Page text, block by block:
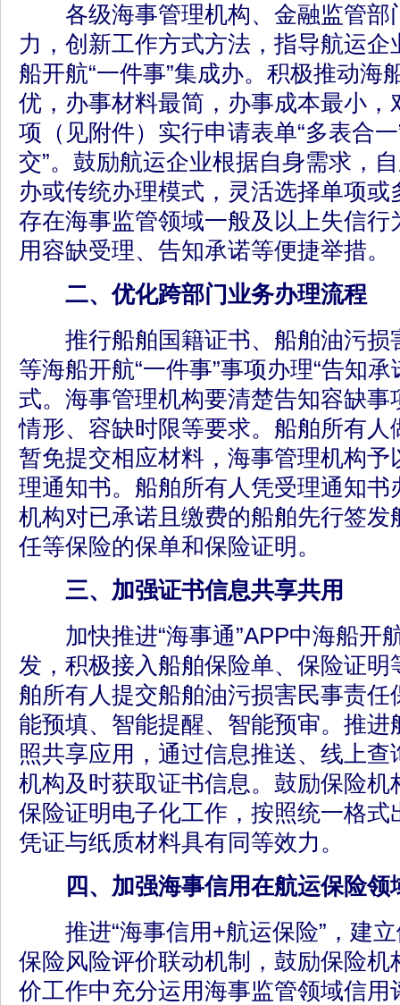
各级海事管理机构、金融监管部
力，创新工作方式方法，指导航运
船开航“一件事”集成办。积极推动海
优，办事材料最简，办事成本最小，
项（见附件）实行申请表单“多表合
交”。鼓励航运企业根据自身需求，
办或传统办理模式，灵活选择单项
存在海事监管领域一般及以上失信行
用容缺受理、告知承诺等便捷举措。
二、优化跨部门业务办理流程
推行船舶国籍证书、船舶油污损
等海船开航“一件事”事项办理“告知
式。海事管理机构要清楚告知容缺事
情形、容缺时限等要求。船舶所有人
暂免提交相应材料，海事管理机构予
理通知书。船舶所有人凭受理通知书
机构对已承诺且缴费的船舶先行签发
任等保险的保单和保险证明。
三、加强证书信息共享共用
加快推进“海事通”APP中海船开
发，积极接入船舶保险单、保险证明
舶所有人提交船舶油污损害民事责
能预填、智能提醒、智能预审。推进
照共享应用，通过信息推送、线上
机构及时获取证书信息。鼓励保险机
保险证明电子化工作，按照统一格式
凭证与纸质材料具有同等效力。
四、加强海事信用在航运保险领
推进“海事信用+航运保险”，建立
保险风险评价联动机制，鼓励保险机
价工作中充分运用海事监管领域信用